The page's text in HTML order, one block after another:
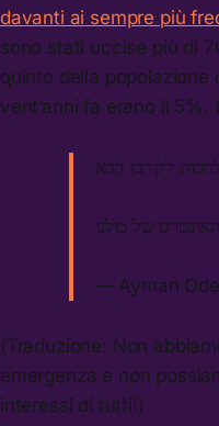
davanti ai sempre più
sono stati uccise più di
quinto della
vent’anni fa erano il 5%.
— Ayman
(Traduzione: Non
emergenza e non
interessi di tutti!)